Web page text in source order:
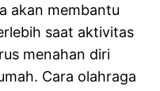
akan membantu
saat aktivitas
menahan diri
Cara olahraga